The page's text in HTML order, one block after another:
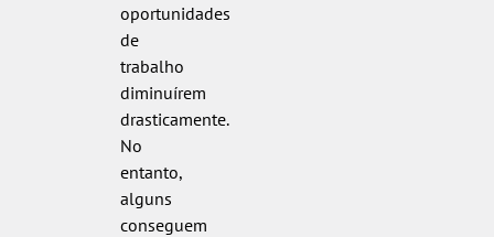
oportunidades
de
trabalho
diminuírem
drasticamente.
No
entanto,
alguns
conseguem